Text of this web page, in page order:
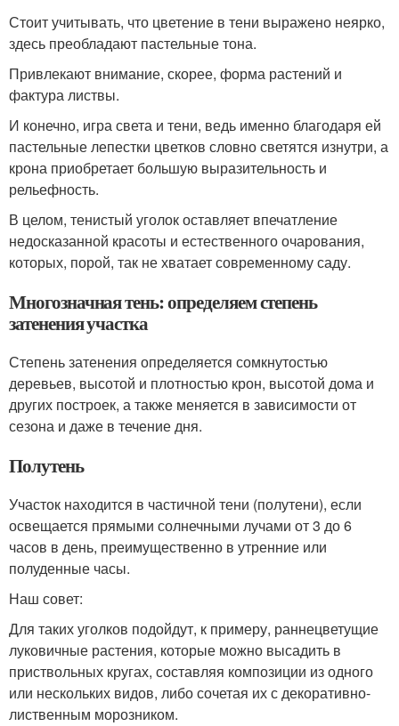
Стоит учитывать, что цветение в тени выражено неярко,
здесь преобладают пастельные тона.
Привлекают внимание, скорее, форма растений и
фактура листвы.
И конечно, игра света и тени, ведь именно благодаря ей
пастельные лепестки цветков словно светятся изнутри, а
крона приобретает большую выразительность и
рельефность.
В целом, тенистый уголок оставляет впечатление
недосказанной красоты и естественного очарования,
которых, порой, так не хватает современному саду.
Многозначная тень: определяем степень
затенения участка
Степень затенения определяется сомкнутостью
деревьев, высотой и плотностью крон, высотой дома и
других построек, а также меняется в зависимости от
сезона и даже в течение дня.
Полутень
Участок находится в частичной тени (полутени), если
освещается прямыми солнечными лучами от 3 до 6
часов в день, преимущественно в утренние или
полуденные часы.
Наш совет:
Для таких уголков подойдут, к примеру, раннецветущие
луковичные растения, которые можно высадить в
приствольных кругах, составляя композиции из одного
или нескольких видов, либо сочетая их с декоративно-
лиственным морозником.